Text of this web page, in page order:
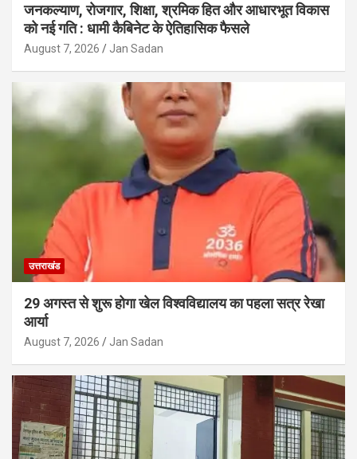
जनकल्याण, रोजगार, शिक्षा, श्रमिक हित और आधारभूत विकास
को नई गति : धामी कैबिनेट के ऐतिहासिक फैसले
August 7, 2026 Jan Sadan
उत्तराखंड
29 अगस्त से शुरू होगा खेल विश्वविद्यालय का पहला सत्र रेखा
आर्या
August 7, 2026 Jan Sadan